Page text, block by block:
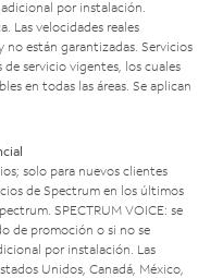
por instalación.
Las velocidades reales
están garantizadas. Servicios
servicio vigentes, los cuales
en todas las áreas. Se aplican
solo para nuevos clientes
de Spectrum en los últimos
SPECTRUM VOICE: se
de promoción o si no se
por instalación. Las
Unidos, Canadá, México,